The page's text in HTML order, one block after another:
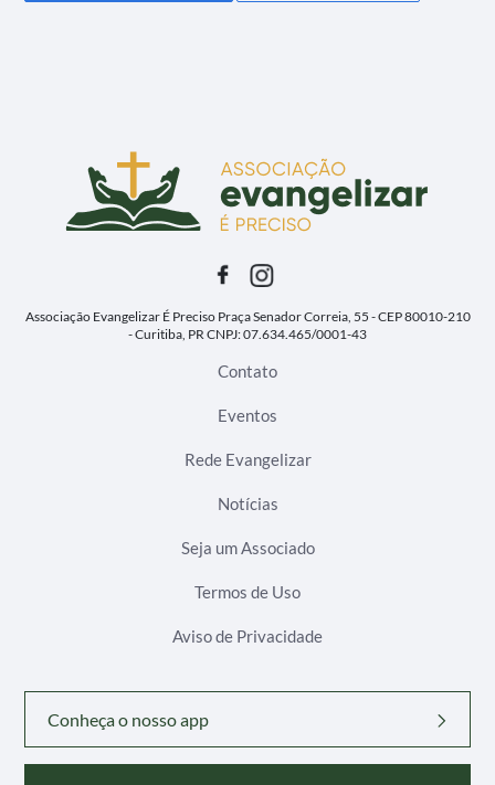
Associação Evangelizar É PrecisoPraça Senador Correia, 55 - CEP 80010-210
- Curitiba, PRCNPJ: 07.634.465/0001-43
Contato
Eventos
Rede Evangelizar
Notícias
Seja um Associado
Termos de Uso
Aviso de Privacidade
Conheça o nosso app